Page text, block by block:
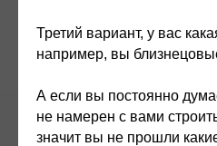
Третий вариант, у вас
например, вы
А если вы постоянно
не намерен с вами
значит вы не прошли